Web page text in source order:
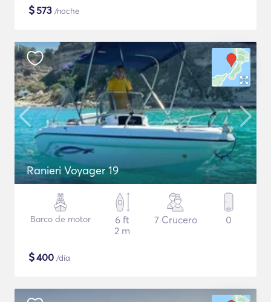
$573 /noche
Ranieri Voyager 19
Barco de motor
6 ft
2 m
7 Crucero 0
$400 /día